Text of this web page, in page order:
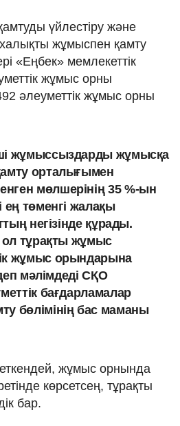
үйлестіру және
жұмыспен қамту
«Еңбек» мемлекеттік
жұмыс орны
әлеуметтік жұмыс орны
жұмыссыздарды жұмысқа
орталығымен
мөлшерінің 35 %-ын
төменгі жалақы
негізінде құрады.
ол тұрақты жұмыс
жұмыс орындарына
мәлімдеді СҚО
бағдарламалар
бөлімінің бас маманы
жұмыс орнында
көрсетсең, тұрақты
бар.